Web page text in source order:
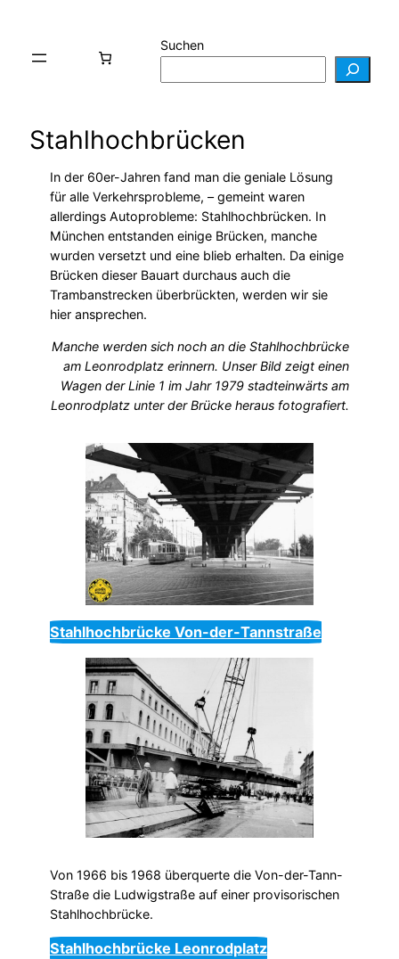
Suchen
Stahlhochbrücken
In der 60er-Jahren fand man die geniale Lösung
für alle Verkehrsprobleme, – gemeint waren
allerdings Autoprobleme: Stahlhochbrücken. In
München entstanden einige Brücken, manche
wurden versetzt und eine blieb erhalten. Da einige
Brücken dieser Bauart durchaus auch die
Trambanstrecken überbrückten, werden wir sie
hier ansprechen.
Manche werden sich noch an die Stahlhochbrücke
am Leonrodplatz erinnern. Unser Bild zeigt einen
Wagen der Linie 1 im Jahr 1979 stadteinwärts am
Leonrodplatz unter der Brücke heraus fotografiert.
Stahlhochbrücke Von-der-Tannstraße
Von 1966 bis 1968 überquerte die Von-der-Tann-
Straße die Ludwigstraße auf einer provisorischen
Stahlhochbrücke.
Stahlhochbrücke Leonrodplatz